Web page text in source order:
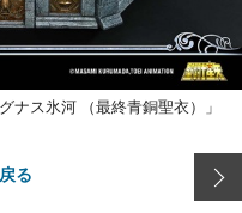
ナス氷河 （最終青銅聖衣）」
る